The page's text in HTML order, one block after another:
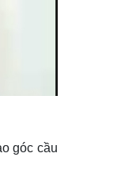
góc cầu